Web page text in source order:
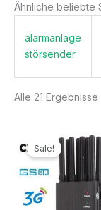
Ähnliche beliebte
alarmanlage
störsender
Alle 21
Sale!
Preis
war:
499,99€